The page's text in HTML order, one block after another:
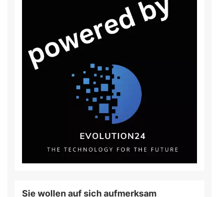
Sie wollen auf sich aufmerksam